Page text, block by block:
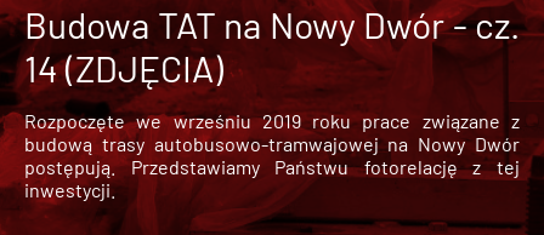
Budowa TAT na Nowy Dwór - cz.
14 (ZDJĘCIA)
Rozpoczęte we wrześniu 2019 roku prace związane z
budową trasy autobusowo-tramwajowej na Nowy Dwór
postępują. Przedstawiamy Państwu fotorelację z tej
inwestycji.